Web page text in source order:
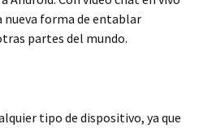
nueva forma de entablar
partes del mundo.
tipo de dispositivo, ya que